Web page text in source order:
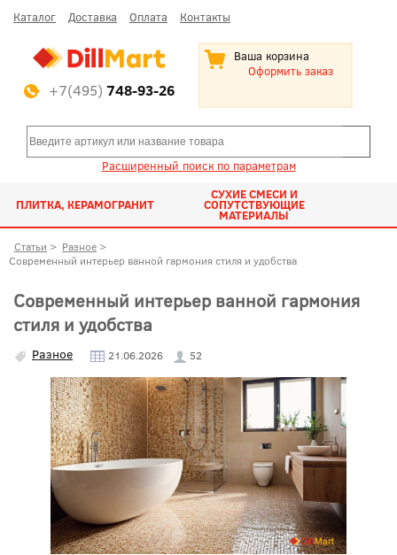
Каталог Доставка Оплата Контакты
+7(495) 748-93-26
Ваша корзина
Оформить заказ
Расширенный поиск по параметрам
ПЛИТКА, КЕРАМОГРАНИТ
СУХИЕ СМЕСИ И
СОПУТСТВУЮЩИЕ
МАТЕРИАЛЫ
Статьи > Разное >
Современный интерьер ванной гармония стиля и удобства
Современный интерьер ванной гармония
стиля и удобства
Разное 21.06.2026 52